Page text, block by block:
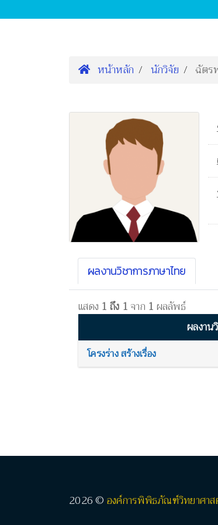
หน้าหลัก นักวิจัย ฉัตร
ผลงานวิชาการภาษาไทย
แสดง 1 ถึง 1จาก 1 ผลลัพธ์
ผลงาน
โครงร่าง สร้างเรื่อง
2026 © องค์การพิพิธภัณฑ์วิทยาศาส